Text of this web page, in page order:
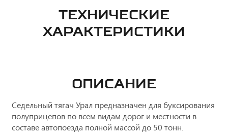
ТЕХНИЧЕСКИЕ
ХАРАКТЕРИСТИКИ
ОПИСАНИЕ
Седельный тягач Урал предназначен для буксирования
полуприцепов по всем видам дорог и местности в
составе автопоезда полной массой до 50 тонн.